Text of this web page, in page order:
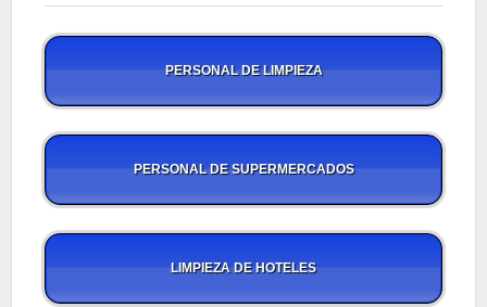
PERSONAL DE LIMPIEZA
PERSONAL DE SUPERMERCADOS
LIMPIEZA DE HOTELES